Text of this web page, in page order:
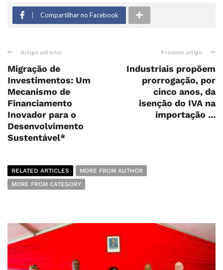
Compartilhar no Facebook
Artigo anterior
Migração de
Investimentos: Um
Mecanismo de
Financiamento
Inovador para o
Desenvolvimento
Sustentável*
Próximo artigo
Industriais propõem
prorrogação, por
cinco anos, da
isenção do IVA na
importação ...
RELATED ARTICLES
MORE FROM AUTHOR
MORE FROM CATEGORY